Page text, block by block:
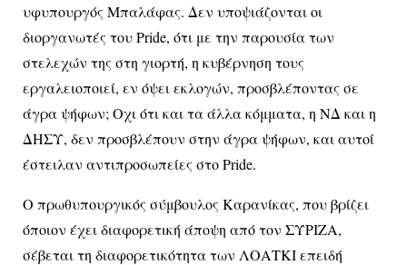
υφυπουργός Μπαλάφας. Δεν υποψιάζονται οι
διοργανωτές του Pride, ότι με την παρουσία των
στελεχών της στη γιορτή, η κυβέρνηση τους
εργαλειοποιεί, εν όψει εκλογών, προσβλέποντας σε
άγρα ψήφων; Οχι ότι και τα άλλα κόμματα, η ΝΔ και η
ΔΗΣΥ, δεν προσβλέπουν στην άγρα ψήφων, και αυτοί
έστειλαν αντιπροσωπείες στο Pride.
Ο πρωθυπουργικός σύμβουλος Καρανίκας, που βρίζει
όποιον έχει διαφορετική άποψη από τον ΣΥΡΙΖΑ,
σέβεται τη διαφορετικότητα των ΛΟΑΤΚΙ επειδή